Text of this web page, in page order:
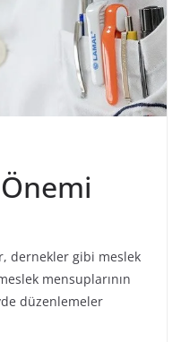
dernekler gibi meslek
mensuplarının
düzenlemeler